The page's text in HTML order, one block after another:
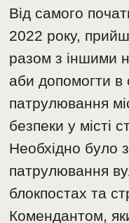
Від самого
2022 року,
разом з іншими
аби допомогти в
патрулювання
безпеки у місті
Необхідно було
патрулювання
блокпостах та
Комендантом,